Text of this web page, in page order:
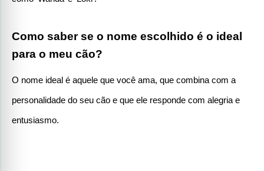
Como saber se o nome escolhido é o ideal
para o meu cão?
O nome ideal é aquele que você ama, que combina com a
personalidade do seu cão e que ele responde com alegria e
entusiasmo.